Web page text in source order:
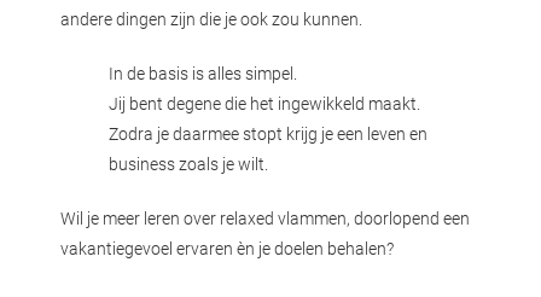
andere dingen zijn die je ook zou kunnen.
In de basis is alles simpel.
Jij bent degene die het ingewikkeld maakt.
Zodra je daarmee stopt krijg je een leven en
business zoals je wilt.
Wil je meer leren over relaxed vlammen, doorlopend een
vakantiegevoel ervaren èn je doelen behalen?